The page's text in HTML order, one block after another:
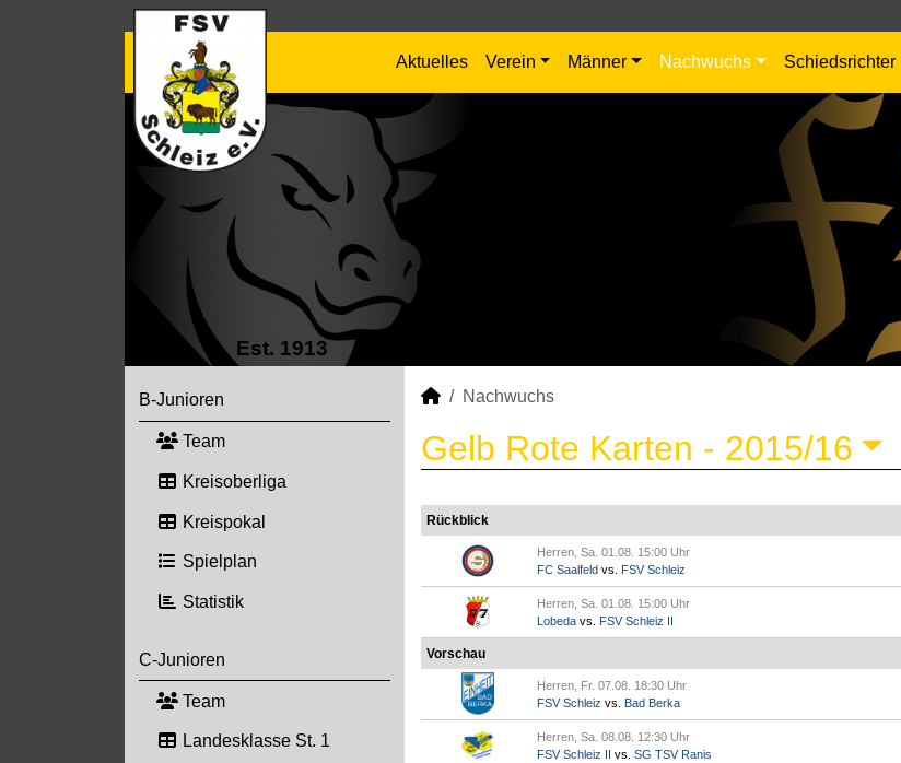
Aktuelles Verein Männer Nachwuchs Schiedsrichter
Est. 1913
B-Junioren
Team
Kreisoberliga
Kreispokal
Spielplan
Statistik
C-Junioren
Team
Landesklasse St. 1
Nachwuchs
Gelb Rote Karten - 2015/16
Rückblick
Herren, Sa. 01.08. 15:00 Uhr
FC Saalfeld vs. FSV Schleiz
Herren, Sa. 01.08. 15:00 Uhr
Lobeda vs. FSV Schleiz II
Vorschau
Herren, Fr. 07.08. 18:30 Uhr
FSV Schleiz vs. Bad Berka
Herren, Sa. 08.08. 12:30 Uhr
FSV Schleiz II vs. SG TSV Ranis